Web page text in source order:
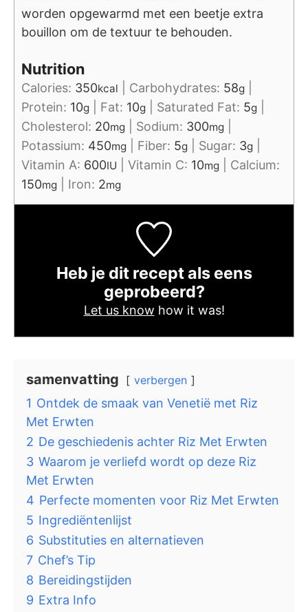
worden opgewarmd met een beetje extra
bouillon om de textuur te behouden.
Nutrition
Calories: 350kcal Carbohydrates: 58g
Protein: 10g Fat: 10g Saturated Fat: 5g
Cholesterol: 20mg Sodium: 300mg
Potassium: 450mg Fiber: 5g Sugar: 3g
Vitamin A: 600IU Vitamin C: 10mg
Calcium:
150mg Iron: 2mg
Heb je dit recept als eens
geprobeerd?
Let us know how it was!
samenvatting verbergen
1 Ontdek de smaak van Venetië met Riz
Met Erwten
2 De geschiedenis achter Riz Met Erwten
3 Waarom je verliefd wordt op deze Riz
Met Erwten
4 Perfecte momenten voor Riz Met Erwten
5 Ingrediëntenlijst
6 Substituties en alternatieven
7 Chef’s Tip
8 Bereidingstijden
9 Extra Info